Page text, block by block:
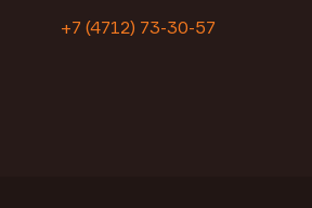
+7 (4712) 73-30-57